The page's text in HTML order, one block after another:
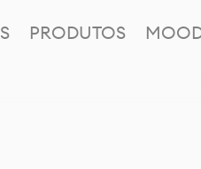
PRODUTOS